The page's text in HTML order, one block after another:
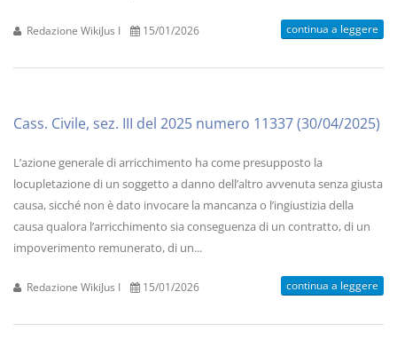
Redazione WikiJus I 15/01/2026 continua a leggere
Cass. Civile, sez. III del 2025 numero 11337 (30/04/2025)
L’azione generale di arricchimento ha come presupposto la
locupletazione di un soggetto a danno dell’altro avvenuta senza giusta
causa, sicché non è dato invocare la mancanza o l’ingiustizia della
causa qualora l’arricchimento sia conseguenza di un contratto, di un
impoverimento remunerato, di un...
Redazione WikiJus I 15/01/2026 continua a leggere